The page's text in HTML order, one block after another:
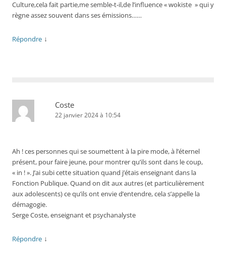
Culture,cela fait partie,me semble-t-il,de l’influence « wokiste » qui y
règne assez souvent dans ses émissions……
Répondre ↓
Coste
22 janvier 2024 à 10:54
Ah ! ces personnes qui se soumettent à la pire mode, à l’éternel
présent, pour faire jeune, pour montrer qu’ils sont dans le coup,
« in ! ». J’ai subi cette situation quand j’étais enseignant dans la
Fonction Publique. Quand on dit aux autres (et particulièrement
aux adolescents) ce qu’ils ont envie d’entendre, cela s’appelle la
démagogie.
Serge Coste, enseignant et psychanalyste
Répondre ↓